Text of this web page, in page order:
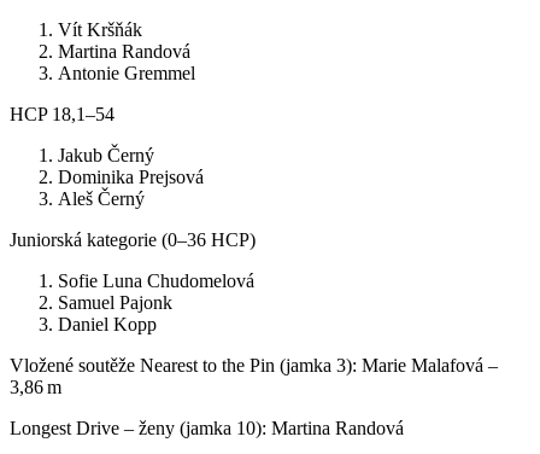
Vít Kršňák
Martina Randová
Antonie Gremmel
HCP 18,1–54
Jakub Černý
Dominika Prejsová
Aleš Černý
Juniorská kategorie (0–36 HCP)
Sofie Luna Chudomelová
Samuel Pajonk
Daniel Kopp
Vložené soutěže Nearest to the Pin (jamka 3): Marie Malafová –
3,86 m
Longest Drive – ženy (jamka 10): Martina Randová